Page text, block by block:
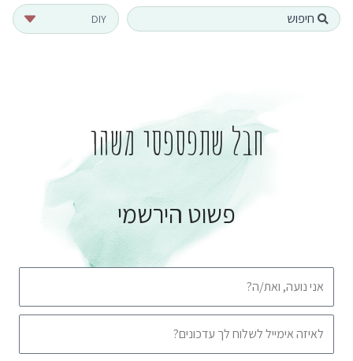
Search
...
חבל שתפספסי משהו
פשוט הירשמי